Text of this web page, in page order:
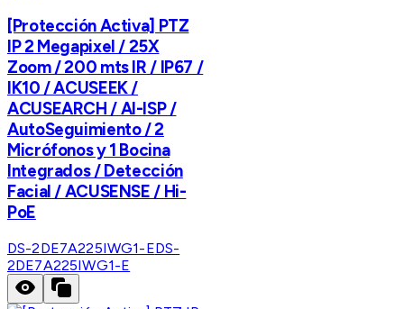
[Protección Activa] PTZ
IP 2 Megapixel / 25X
Zoom / 200 mts IR / IP67 /
IK10 / ACUSEEK /
ACUSEARCH / AI-ISP /
AutoSeguimiento / 2
Micrófonos y 1 Bocina
Integrados / Detección
Facial / ACUSENSE / Hi-
PoE
DS-2DE7A225IWG1-EDS-
2DE7A225IWG1-E